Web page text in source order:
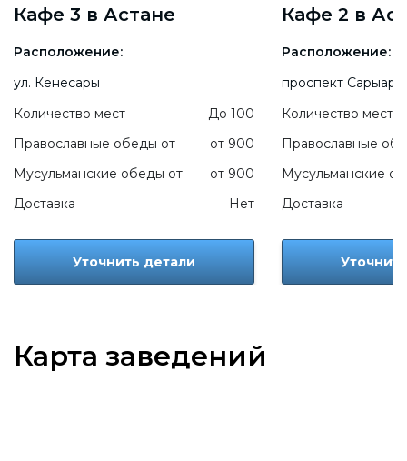
Кафе 3 в Астане
Расположение:
ул. Кенесары
Количество мест
До 100
Православные обеды от
от 900
Мусульманские обеды от
от 900
Доставка
Нет
Уточнить детали
Кафе 2 в
Расположение:
проспект
Количество мест
Православные
Мусульманские
Доставка
Карта заведений